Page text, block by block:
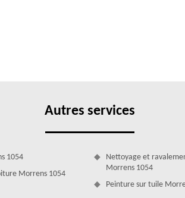
Autres services
1054
Morrens 1054
Nettoyage et
Morrens 1054
Peinture sur tuile